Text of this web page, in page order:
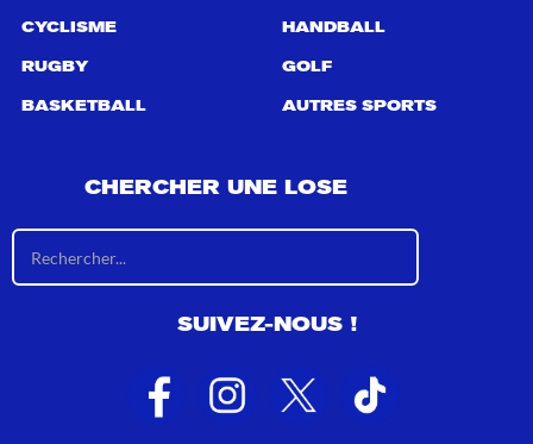
CYCLISME
RUGBY
BASKETBALL
HANDBALL
GOLF
AUTRES SPORTS
CHERCHER UNE LOSE
s
l
a
t
s
SUIVEZ-NOUS !